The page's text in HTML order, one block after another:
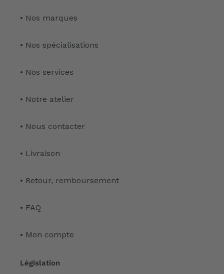
• Nos marques
• Nos spécialisations
• Nos services
• Notre atelier
• Nous contacter
• Livraison
• Retour, remboursement
• FAQ
• Mon compte
Législation